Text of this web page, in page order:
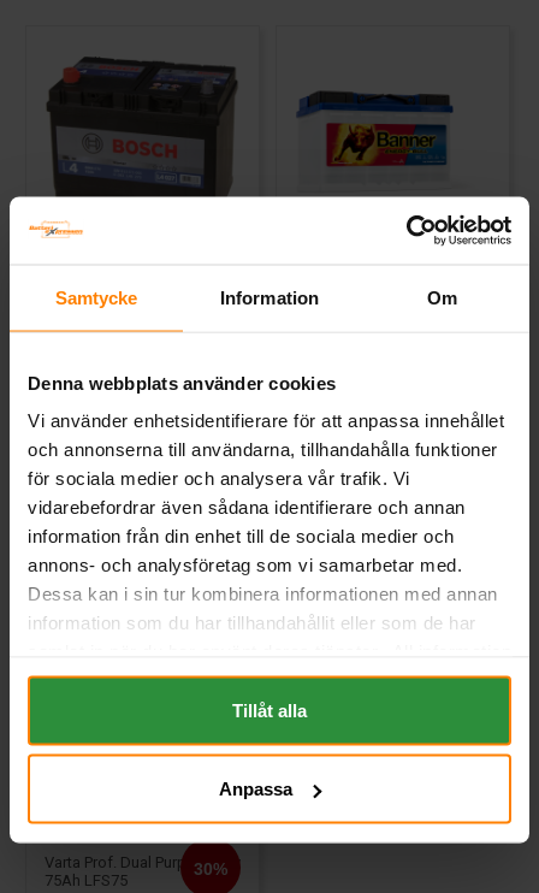
Samtycke Information Om
Denna webbplats använder cookies
Vi använder enhetsidentifierare för att anpassa innehållet
och annonserna till användarna, tillhandahålla funktioner
för sociala medier och analysera vår trafik. Vi
vidarebefordrar även sådana identifierare och annan
information från din enhet till de sociala medier och
annons- och analysföretag som vi samarbetar med.
Dessa kan i sin tur kombinera informationen med annan
information som du har tillhandahållit eller som de har
om "Cookies" och ditt val finner du på vår Cookie sida
längst ner i "footern" på sidan.
Tillåt alla
Anpassa
BOSCH
Mått (mm) L= 260 B= 175 H=
Art nr. L4027
Slutsåld! ------Se alternativ >>
BANNER
Art nr. SB95601
2 220 kr
Köp
Varta Prof. Dual Purpose 12v
75Ah LFS75